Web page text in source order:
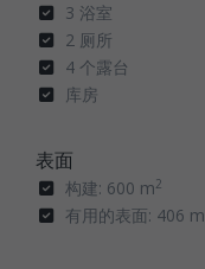
3 浴室
2 厕所
4 个露台
库房
表面
构建: 600 m2
有用的表面: 406 m